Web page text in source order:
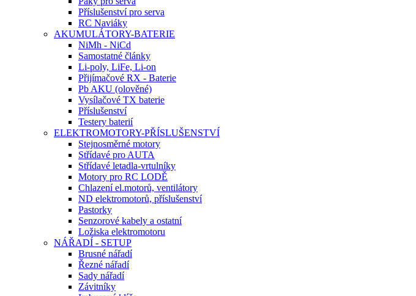
Příslušenství pro serva
RC Naviáky
AKUMULÁTORY-BATERIE
NiMh - NiCd
Samostatné články
Li-poly, LiFe, Li-on
Přijímačové RX - Baterie
Pb AKU (olověné)
Vysílačové TX baterie
Příslušenství
Testery baterií
ELEKTROMOTORY-PŘÍSLUŠENSTVÍ
Stejnosměrné motory
Střídavé pro AUTA
Střídavé letadla-vrtulníky
Motory pro RC LODĚ
Chlazení el.motorů, ventilátory
ND elektromotorů, příslušenství
Pastorky
Senzorové kabely a ostatní
Ložiska elektromotoru
NÁŘADÍ - SETUP
Brusné nářadí
Řezné nářadí
Sady nářadí
Závitníky